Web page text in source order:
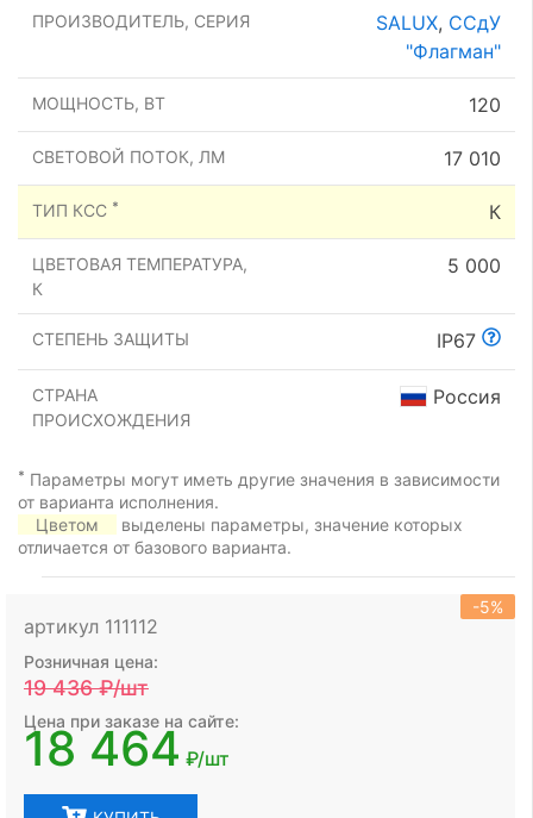
ПРОИЗВОДИТЕЛЬ, СЕРИЯ SALUX, ССдУ
"Флагман"
МОЩНОСТЬ, ВТ 120
СВЕТОВОЙ ПОТОК, ЛМ 17 010
ТИП КСС * К
ЦВЕТОВАЯ ТЕМПЕРАТУРА,
К
5 000
СТЕПЕНЬ ЗАЩИТЫ IP67
СТРАНА
ПРОИСХОЖДЕНИЯ
Россия
* Параметры могут иметь другие значения в зависимости
от варианта исполнения.
Цветом
выделены параметры, значение которых
отличается от базового варианта.
артикул 111112
-5%
Розничная цена:
19 436₽/шт
Цена при заказе на сайте:
18 464 ₽/шт